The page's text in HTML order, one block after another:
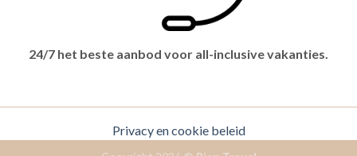
24/7 het beste aanbod voor all-inclusive vakanties.
Privacy en cookie beleid